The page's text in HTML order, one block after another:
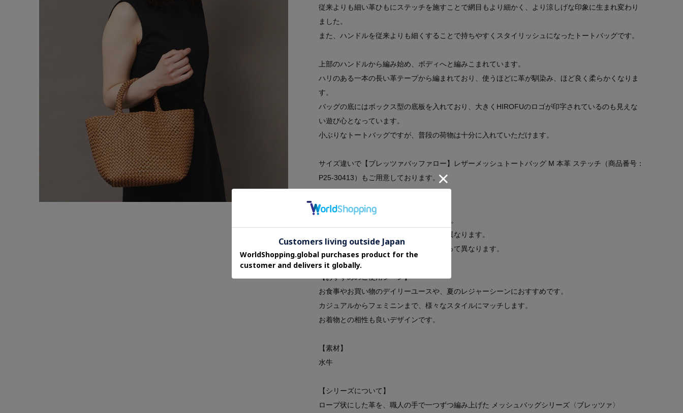
従来よりも細い革ひもにステッチを施すことで網目もより細かく、より涼しげな印象に生まれ変わり
ました。
また、ハンドルを従来よりも細くすることで持ちやすくスタイリッシュになったトートバッグです。
上部のハンドルから編み始め、ボディへと編みこまれています。
ハリのある一本の長い革テープから編まれており、使うほどに革が馴染み、ほど良く柔らかくなりま
す。
バッグの底にはボックス型の底板を入れており、大きくHIROFUのロゴが印字されているのも見えな
い遊び心となっています。
小ぶりなトートバッグですが、普段の荷物は十分に入れていただけます。
サイズ違いで【ブレッツァバッファロー】レザーメッシュトートバッグ M 本革 ステッチ（商品番号：
P25-30413）もご用意しております。
●ポケット：なし
●裏地：なし／カラーは全色ブラウンです。
※底板のカラーは商品のカラーによって異なります。
※ステッチのカラーは商品のカラーによって異なります。
【おすすめのご使用シーン】
お食事やお買い物のデイリーユースや、夏のレジャーシーンにおすすめです。
カジュアルからフェミニンまで、様々なスタイルにマッチします。
お着物との相性も良いデザインです。
【素材】
水牛
【シリーズについて】
ロープ状にした革を、職人の手で一つずつ編み上げた メッシュバッグシリーズ〈ブレッツァ〉